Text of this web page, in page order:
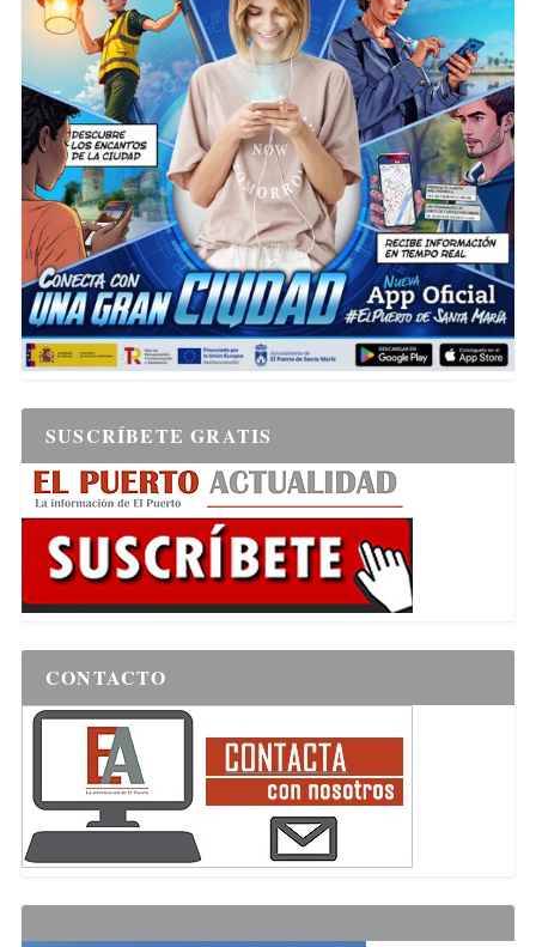
SUSCRÍBETE GRATIS
CONTACTO